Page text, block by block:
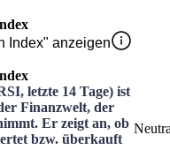
Index" anzeigen
letzte 14 Tage) ist
Finanzwelt, der
Er zeigt an, ob
bzw. überkauft